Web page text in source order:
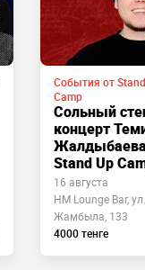
События от
Camp
Сольный
концерт
Stand Up
16 августа
HM Lounge Bar, ул.
Жамбыла, 133
4000 тенге